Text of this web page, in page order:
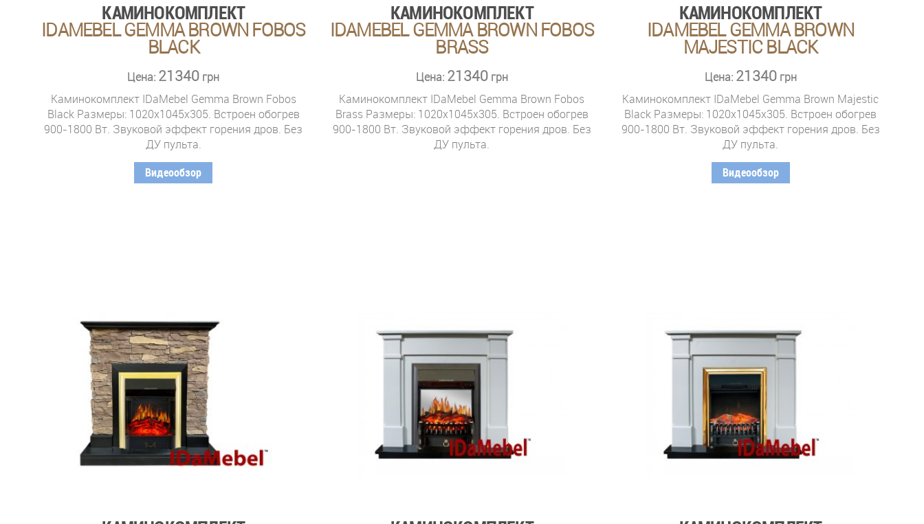
КАМИНОКОМПЛЕКТ
IDAMEBEL GEMMA BROWN FOBOS
BLACK
Цена: 21340 грн
Каминокомплект IDaMebel Gemma Brown Fobos
Black Размеры: 1020x1045x305. Встроен обогрев
900-1800 Вт. Звуковой эффект горения дров. Без
ДУ пульта.
Видеообзор
КАМИНОКОМПЛЕКТ
IDAMEBEL GEMMA BROWN FOBOS
BRASS
Цена: 21340грн
Каминокомплект IDaMebel Gemma Brown Fobos
Brass Размеры: 1020x1045x305. Встроен обогрев
900-1800 Вт. Звуковой эффект горения дров. Без
ДУ пульта.
КАМИНОКОМПЛЕКТ
IDAMEBEL GEMMA BROWN
MAJESTIC BLACK
Цена: 21340грн
Каминокомплект IDaMebel Gemma Brown Majestic
Black Размеры: 1020x1045x305. Встроен обогрев
900-1800 Вт. Звуковой эффект горения дров. Без
ДУ пульта.
Видеообзор